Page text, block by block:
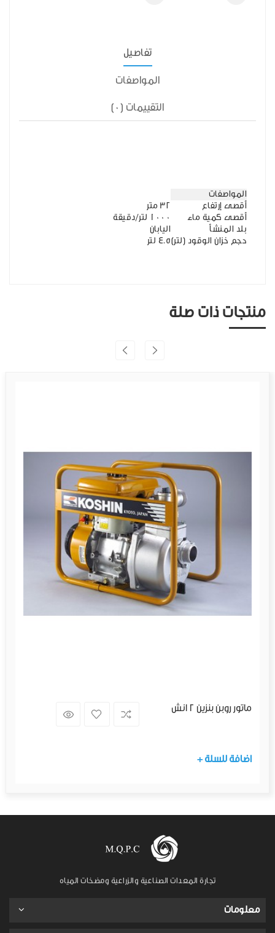
تفاصيل
المواصفات
التقييمات (0)
المواصفات
أقصى إرتفاع
32 متر
أقصى كمية ماء
1000 لتر/دقيقة
بلد المنشأ
اليابان
حجم خزان الوقود (لتر)4.5 لتر
منتجات ذات صلة
ماتور روبن بنزين 2 انش
+ اضافة للسلة
تجارة المعدات الصناعية والزراعية ومضخات المياه
معلومات